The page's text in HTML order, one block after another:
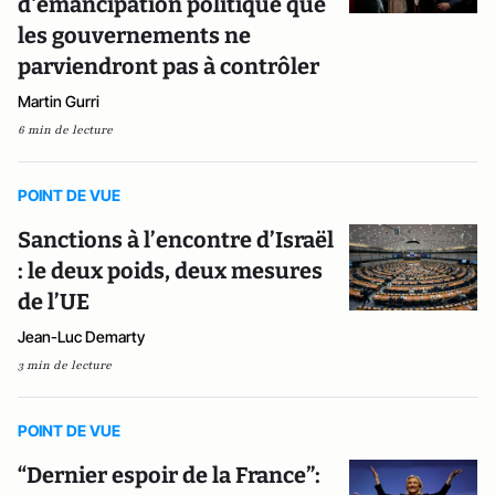
les gouvernements ne
parviendront pas à contrôler
Martin Gurri
6 min de lecture
POINT DE VUE
Sanctions à l’encontre d’Israël
: le deux poids, deux mesures
de l’UE
Jean-Luc Demarty
3 min de lecture
POINT DE VUE
“Dernier espoir de la France”: